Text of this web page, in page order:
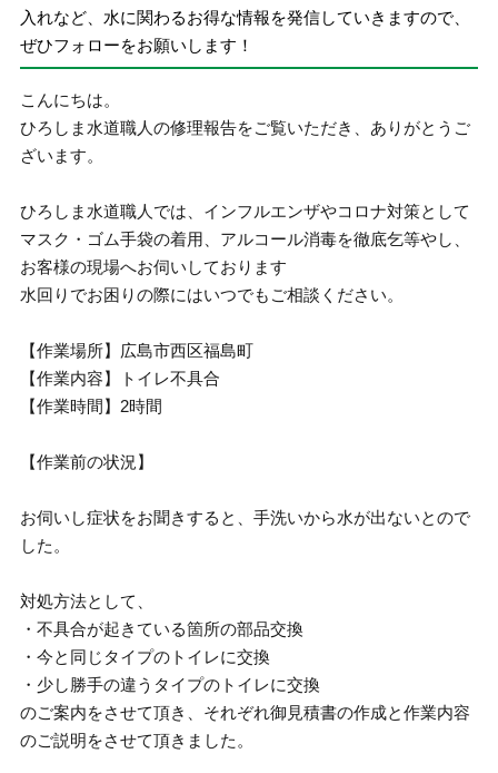
入れなど、水に関わるお得な情報を発信していきますので、
ぜひフォローをお願いします！
こんにちは。
ひろしま水道職人の修理報告をご覧いただき、ありがとうご
ざいます。
ひろしま水道職人では、インフルエンザやコロナ対策として
マスク・ゴム手袋の着用、アルコール消毒を徹底乞等やし、
お客様の現場へお伺いしております
水回りでお困りの際にはいつでもご相談ください。
【作業場所】広島市西区福島町
【作業内容】トイレ不具合
【作業時間】2時間
【作業前の状況】
お伺いし症状をお聞きすると、手洗いから水が出ないとので
した。
対処方法として、
・不具合が起きている箇所の部品交換
・今と同じタイプのトイレに交換
・少し勝手の違うタイプのトイレに交換
のご案内をさせて頂き、それぞれ御見積書の作成と作業内容
のご説明をさせて頂きました。